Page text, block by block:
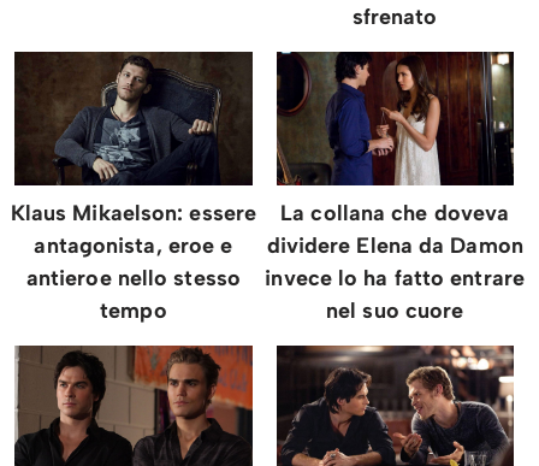
sfrenato
Klaus Mikaelson: essere
antagonista, eroe e
antieroe nello stesso
tempo
La collana che doveva
dividere Elena da Damon
invece lo ha fatto entrare
nel suo cuore